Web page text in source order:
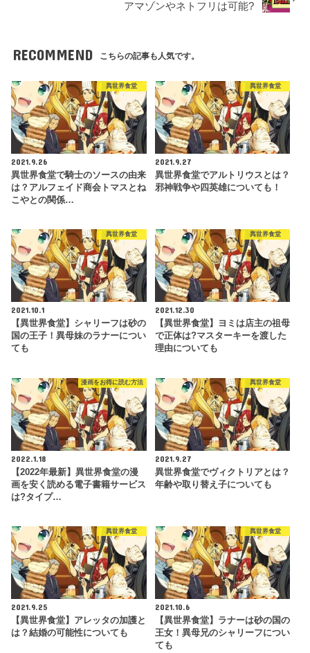
アマゾンやネトフリは可能?
RECOMMEND こちらの記事も人気です。
異世界食堂
2021.9.26
異世界食堂で騎士のソースの由来
は？アルフェイド商会トマスとね
こやとの関係…
異世界食堂
2021.9.27
異世界食堂でアルトリウスとは？
邪神戦争や四英雄についても！
異世界食堂
2021.10.1
【異世界食堂】シャリーフは砂の
国の王子！異母妹のラナーについ
ても
異世界食堂
2021.12.30
【異世界食堂】ヨミは店主の祖母
で正体は?マスターキーを渡した
理由についても
漫画をお得に読む方法
2022.1.18
【2022年最新】異世界食堂の漫
画を安く読める電子書籍サービス
は?タイプ…
異世界食堂
2021.9.27
異世界食堂でヴィクトリアとは？
年齢や取り替え子についても
異世界食堂
2021.9.25
【異世界食堂】アレッタの加護と
は？結婚の可能性についても
異世界食堂
2021.10.6
【異世界食堂】ラナーは砂の国の
王女！異母兄のシャリーフについ
ても